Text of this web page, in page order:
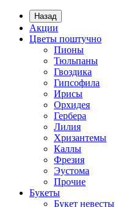
Назад
Акции
Цветы поштучно
Пионы
Тюльпаны
Гвоздика
Гипсофила
Ирисы
Орхидея
Гербера
Лилия
Хризантемы
Каллы
Фрезия
Эустома
Прочие
Букеты
Букет невесты